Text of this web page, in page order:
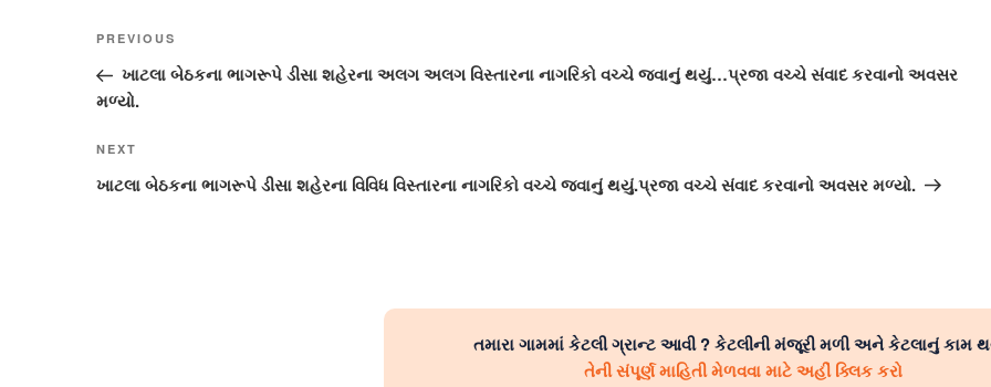
Post
navigation
Previous
Post
PREVIOUS
ખાટલા બેઠકના ભાગરૂપે ડીસા શહેરના અલગ અલગ વિસ્તારના નાગરિકો વચ્ચે જવાનું થયું…પ્રજા વચ્ચે સંવાદ કરવાનો અવસર
મળ્યો.
Next
Post
NEXT
ખાટલા બેઠકના ભાગરૂપે ડીસા શહેરના વિવિધ વિસ્તારના નાગરિકો વચ્ચે જવાનું થયું.પ્રજા વચ્ચે સંવાદ કરવાનો અવસર મળ્યો.
તમારા ગામમાં કેટલી ગ્રાન્ટ આવી ? કેટલીની મંજૂરી મળી અને કેટલાનું કામ
તેની સંપૂર્ણ માહિતી મેળવવા માટે અહીં ક્લિક કરો